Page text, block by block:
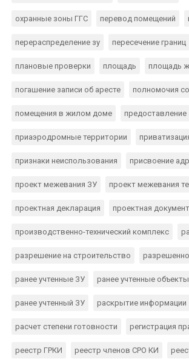
охранные зоны ГГС перевод помещений
перераспределение зу пересечение границ
плановые проверки площадь площадь
погашение записи об аресте полномочия
помещения в жилом доме предоставление
приаэродромные территории
признаки неиспользования присвоение
проект межевания ЗУ проект межевания
проектная декларация проектная
производственно-технический комплекс
разрешение на строительство
ранее учтенные ЗУ ранее учтенные
ранее учтенный ЗУ раскрытие информации
расчет степени готовности регистрация
реестр ГРКИ реестр членов СРО КИ